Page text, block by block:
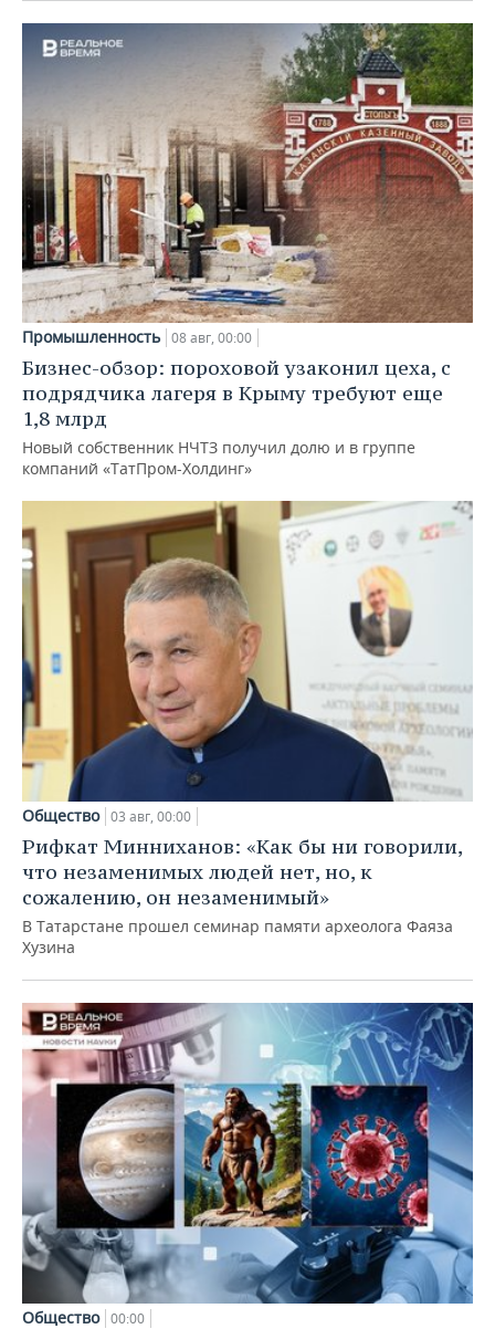
Промышленность 08 авг, 00:00
Бизнес-обзор: пороховой узаконил цеха, с
подрядчика лагеря в Крыму требуют еще
1,8 млрд
Новый собственник НЧТЗ получил долю и в группе
компаний «ТатПром-Холдинг»
Общество 03 авг, 00:00
Рифкат Минниханов: «Как бы ни говорили,
что незаменимых людей нет, но, к
сожалению, он незаменимый»
В Татарстане прошел семинар памяти археолога Фаяза
Хузина
Общество 00:00